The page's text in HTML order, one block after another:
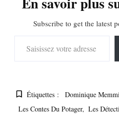
Subscribe to get the latest
Saisissez votre adresse e-mail…
Étiquettes : Dominique Memmi
Les Contes Du Potager
Les